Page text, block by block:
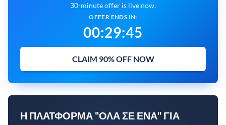
30-minute offer is live now.
OFFER ENDS IN:
00:29:44
CLAIM 90% OFF NOW
Η ΠΛΑΤΦΌΡΜΑ "ΌΛΑ ΣΕ ΈΝΑ" ΓΙΑ